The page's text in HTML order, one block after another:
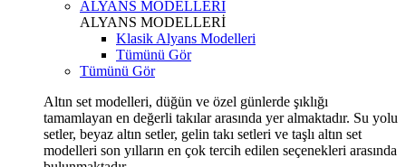
ALYANS MODELLERİ
ALYANS MODELLERİ
Klasik Alyans Modelleri
Tümünü Gör
Tümünü Gör
Altın set modelleri, düğün ve özel günlerde şıklığı
tamamlayan en değerli takılar arasında yer almaktadır. Su yolu
setler, beyaz altın setler, gelin takı setleri ve taşlı altın set
modelleri son yılların en çok tercih edilen seçenekleri arasında